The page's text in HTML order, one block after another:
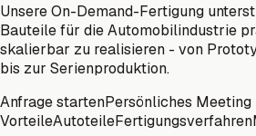
Unsere On-Demand-Fertigung
Bauteile für die Automobilindustrie
skalierbar zu realisieren - von
bis zur Serienproduktion.
Anfrage startenPersönliches Meeting
VorteileAutoteileFertigungsverfahren